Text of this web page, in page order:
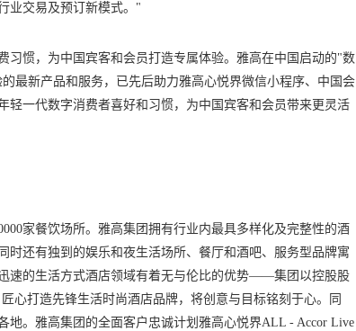
业交易及预订新模式。"
惯，为中国宾客和会员打造专属体验。雅高在中国启动的"数
最新产品和服务，已先后助力雅高心悦界微信小程序、中国会
轻一代数字消费者喜好和习惯，为中国宾客和会员带来更灵活
家餐饮场所。雅高集团拥有行业内最具多样化及完整性的酒
时还有独到的娱乐和夜生活场所、餐厅和酒吧、服务型品牌寓
速的生活方式酒店领域有着无与伦比的优势——集团以控股股
心打造先锋生活时尚酒店品牌，将创意与目标铭刻于心。同
地。雅高集团的全面客户忠诚计划雅高心悦界ALL - Accor Live